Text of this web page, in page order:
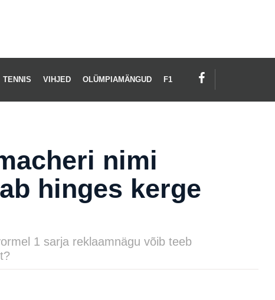
TENNIS VIHJED OLÜMPIAMÄNGUD F1
nimi
hinges kerge
1 sarja reklaamnägu võib teeb